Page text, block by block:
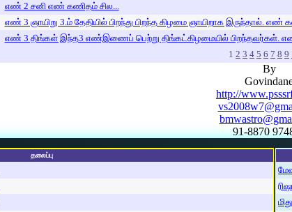
எண் 2 சனி எண் கணிதம் சில...
எண் 3 ஞாயிறு 3.ம் தேதியில் பிறந்து பிறந்த கிழமை ஞாயிறாக இருந்தால். எண்
எண் 3 திங்கள் இந்த3 எண்இணைப் பெற்று திங்கட்கிழமையில் பிறந்தவர்கள்.
1 2 3 4 5 6 7 8 9
By
http://
91-8870
தலைப்பு